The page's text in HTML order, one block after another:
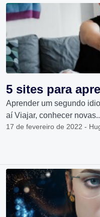
5 sites para
Aprender um segundo
aí Viajar, conhecer
17 de fevereiro de 2022 -